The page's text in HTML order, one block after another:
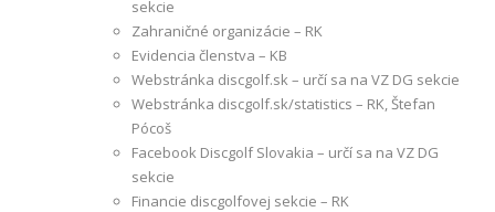
sekcie
Zahraničné organizácie – RK
Evidencia členstva – KB
Webstránka discgolf.sk – určí sa na VZ DG sekcie
Webstránka discgolf.sk/statistics – RK, Štefan
Pócoš
Facebook Discgolf Slovakia – určí sa na VZ DG
sekcie
Financie discgolfovej sekcie – RK